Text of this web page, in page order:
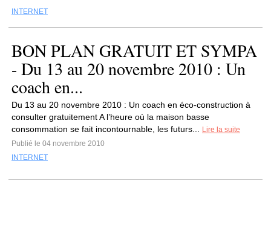
INTERNET
BON PLAN GRATUIT ET SYMPA
- Du 13 au 20 novembre 2010 : Un
coach en...
Du 13 au 20 novembre 2010 : Un coach en éco-construction à
consulter gratuitement A l’heure où la maison basse
consommation se fait incontournable, les futurs...
Lire la suite
Publié le 04 novembre 2010
INTERNET